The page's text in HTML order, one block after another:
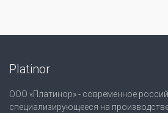
Platinor
ООО «Платинор» - современное
специализирующееся на